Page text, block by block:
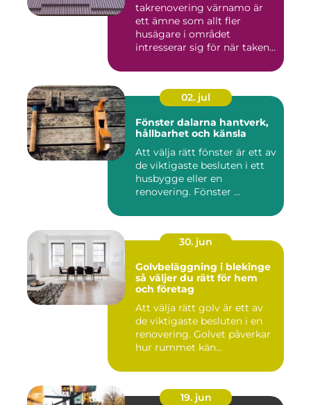
takrenovering värnamo är
ett ämne som allt fler
husägare i området
intresserar sig för när taken
02. jul
Fönster dalarna hantverk,
hållbarhet och känsla
Att välja rätt fönster är ett av
de viktigaste besluten i ett
husbygge eller en
renovering. Fönster ...
30. jun
Golvbeläggning i blekinge
så väljer du rätt för hem
och företag
Att välja rätt golv är ett av
de viktigaste besluten i en
renovering. Golvet påverkar
hur rummet kän...
19. jun